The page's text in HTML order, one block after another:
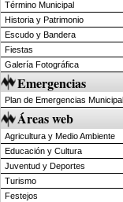
Término Municipal
Historia y Patrimonio
Escudo y Bandera
Fiestas
Galería Fotográfica
Emergencias
Plan de Emergencias Municipal
Áreas web
Agricultura y Medio Ambiente
Educación y Cultura
Juventud y Deportes
Turismo
Festejos